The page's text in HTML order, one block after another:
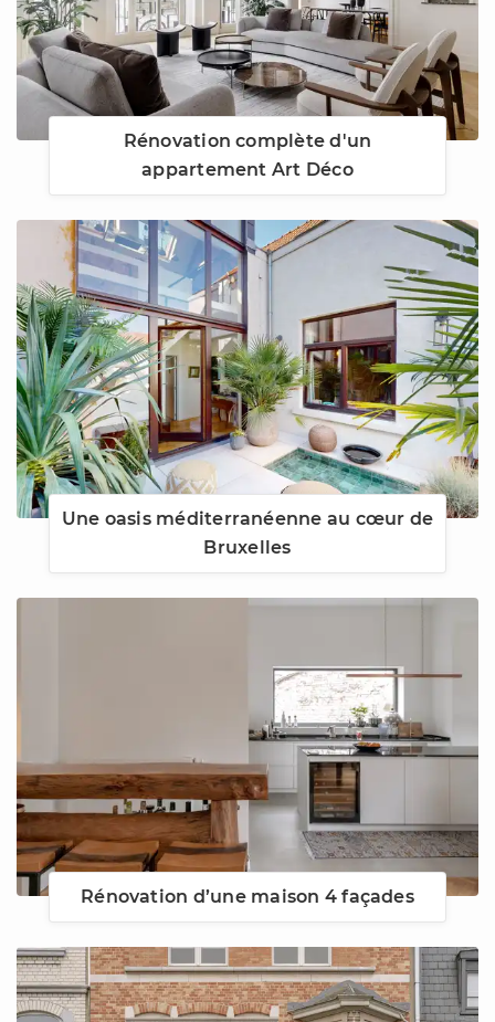
Rénovation complète d'un
appartement Art Déco
Une oasis méditerranéenne au cœur de
Bruxelles
Rénovation d’une maison 4 façades